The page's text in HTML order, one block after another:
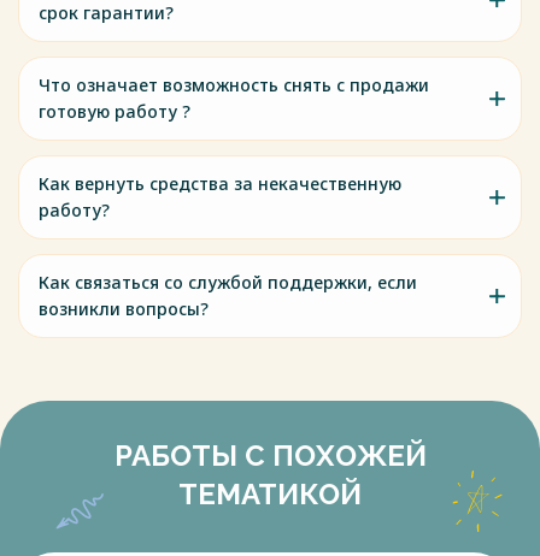
срок гарантии?
Что означает возможность снять с продажи
готовую работу ?
Как вернуть средства за некачественную
работу?
Как связаться со службой поддержки, если
возникли вопросы?
РАБОТЫ С ПОХОЖЕЙ
ТЕМАТИКОЙ